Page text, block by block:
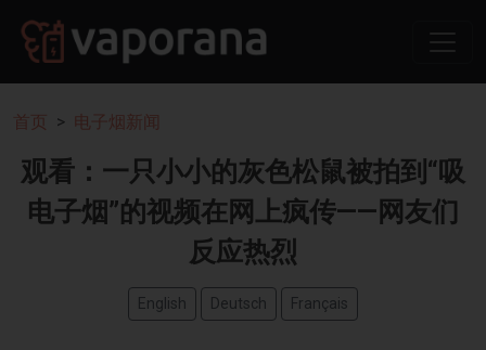
首页 电子烟新闻
观看：一只小小的灰色松鼠被拍到“吸
电子烟”的视频在网上疯传——网友们
反应热烈
English Deutsch Français